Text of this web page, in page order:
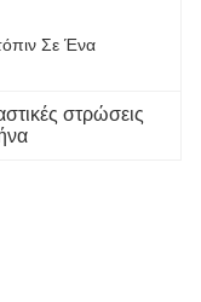
Σε Ένα
στρώσεις